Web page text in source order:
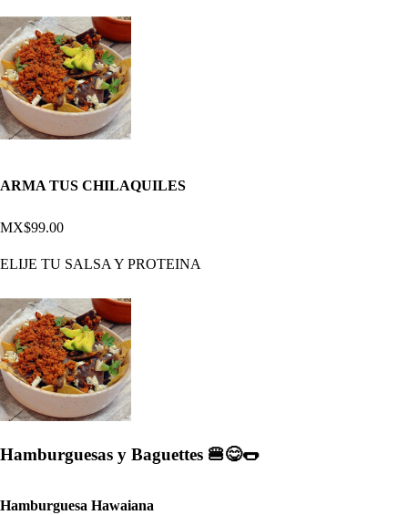
ARMA TUS CHILAQUILES
MX$99.00
ELIJE TU SALSA Y PROTEINA
Hamburguesas y Baguettes 🍔😋🌭
Hamburguesa Hawaiana